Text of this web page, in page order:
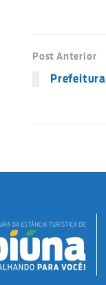
Post Anterior